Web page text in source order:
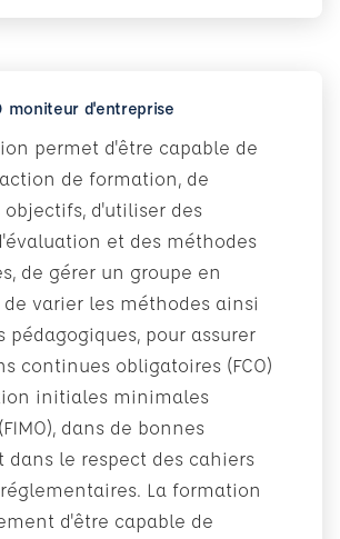
moniteur d'entreprise
permet d'être capable de
de formation, de
d'utiliser des
et des méthodes
de gérer un groupe en
varier les méthodes ainsi
pédagogiques, pour assurer
continues obligatoires (FCO)
initiales minimales
dans de bonnes
dans le respect des cahiers
La formation
d'être capable de